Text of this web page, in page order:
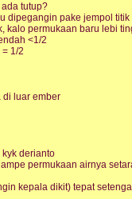
tutup?
dipegangin pake jempol titik
kalo permukaan baru lebi
<1/2
1/2
di luar ember
kyk derianto
permukaan airnya
kepala dikit) tepat